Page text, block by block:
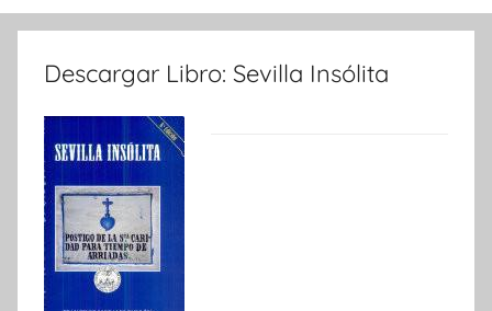
Descargar Libro: Sevilla Insólita